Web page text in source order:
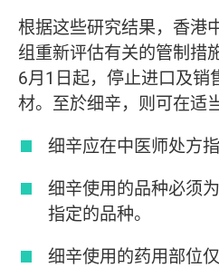
根据这些研究结果，香港
组重新评估有关的管制措
6月1日起，停止进口及销
材。至於细辛，则可在适
细辛应在中医师处方指
细辛使用的品种必须
指定的品种。
细辛使用的药用部位